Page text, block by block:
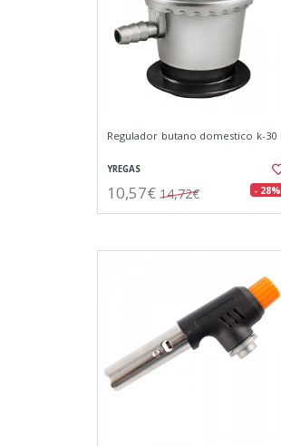
Regulador butano domestico k-30
YREGAS
10,57€ 14,72€ - 28%